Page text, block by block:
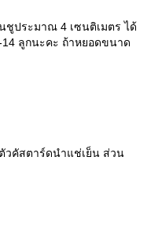
ชูประมาณ 4 เซนติเมตร ได้
14 ลูกนะคะ ถ้าหยอดขนาด
วคัสตาร์ดนำแช่เย็น ส่วน